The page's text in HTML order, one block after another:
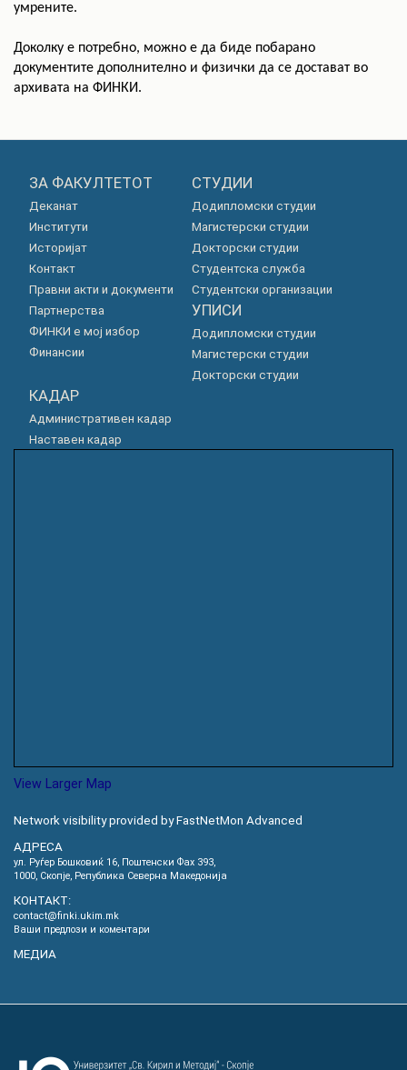
умрените.
Доколку е потребно, можно е да биде побарано
документите дополнително и физички да се достават во
архивата на ФИНКИ.
ЗА ФАКУЛТЕТОТ
Деканат
Институти
Историјат
Контакт
Правни акти и документи
Партнерства
ФИНКИ е мој избор
Финансии
СТУДИИ
Додипломски студии
Магистерски студии
Докторски студии
Студентска служба
Студентски организации
УПИСИ
Додипломски студии
Магистерски студии
Докторски студии
КАДАР
Административен кадар
Наставен кадар
View Larger Map
Network visibility provided by FastNetMon Advanced
АДРЕСА
ул. Руѓер Бошковиќ 16, Пoштенски Фах 393,
1000, Скопје, Република Северна Македонија
КОНТАКТ:
contact@finki.ukim.mk
Ваши предлози и коментари
МЕДИА